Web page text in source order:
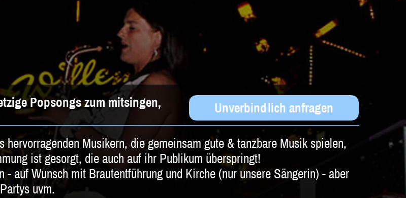
Unverbindlich anfragen
Popsongs zum mitsingen,
Musikern, die gemeinsam gute & tanzbare Musik spielen,
ist gesorgt, die auch auf ihr Publikum überspringt!
auf Wunsch mit Brautentführung und Kirche (nur unsere Sängerin) - aber
uvm.